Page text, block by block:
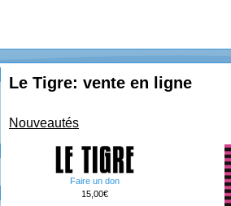
Le Tigre: vente en ligne
Nouveautés
Faire un don
15,00€